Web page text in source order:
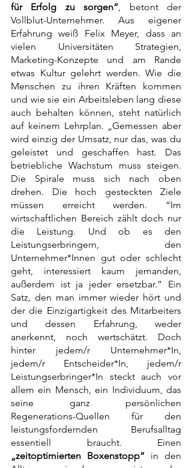
für Erfolg zu sorgen“ , betont der
Vollblut-Unternehmer. Aus eigener
Erfahrung weiß Felix Meyer, dass an
vielen Universitäten Strategien,
Marketing-Konzepte und am Rande
etwas Kultur gelehrt werden. Wie die
Menschen zu ihren Kräften kommen
und wie sie ein Arbeitsleben lang diese
auch behalten können, steht natürlich
auf keinem Lehrplan. „Gemessen aber
wird einzig der Umsatz, nur das, was du
geleistet und geschaffen hast. Das
betriebliche Wachstum muss steigen.
Die Spirale muss sich nach oben
drehen. Die hoch gesteckten Ziele
müssen erreicht werden. “Im
wirtschaftlichen Bereich zählt doch nur
die Leistung. Und ob es den
Leistungserbringern, den
Unternehmer*Innen gut oder schlecht
geht, interessiert kaum jemanden,
außerdem ist ja jeder ersetzbar.” Ein
Satz, den man immer wieder hört und
der die Einzigartigkeit des Mitarbeiters
und dessen Erfahrung, weder
anerkennt, noch wertschätzt. Doch
hinter jedem/r Unternehmer*In,
jedem/r Entscheider*In, jedem/r
Leistungserbringer*In steckt auch vor
allem ein Mensch, ein Individuum, das
seine ganz persönlichen
Regenerations-Quellen für den
leistungsfordernden Berufsalltag
„zeitoptimierten Boxenstopp“ in den